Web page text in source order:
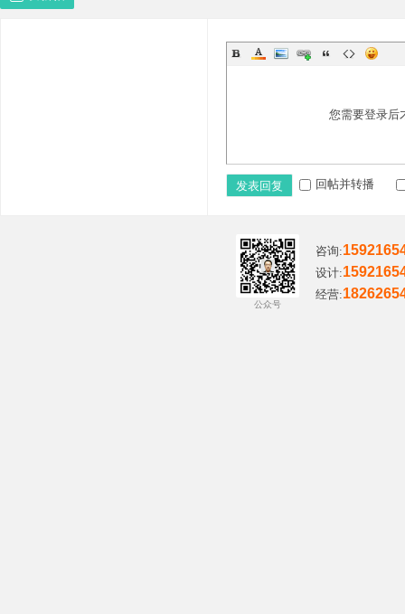
您需要登录后
发表回复 回帖并转播
公众号
咨询:
设计:
经营: